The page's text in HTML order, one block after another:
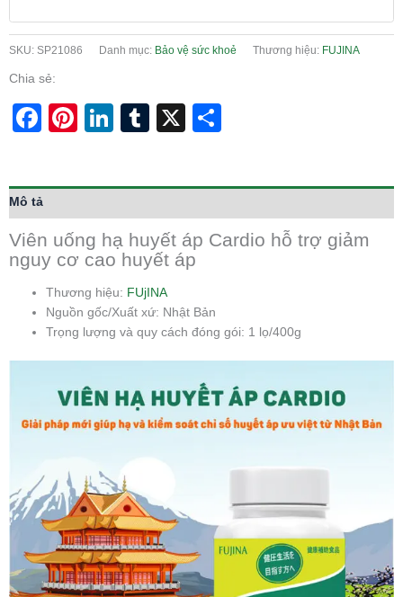
SKU: SP21086 Danh mục: Bảo vệ sức khoẻ Thương hiệu: FUJINA
Chia sẻ:
Facebook
Pinterest
LinkedIn
Tumblr
X
Mô tả
Viên uống hạ huyết áp Cardio hỗ trợ giảm
nguy cơ cao huyết áp
Thương hiệu: FUjINA
Nguồn gốc/Xuất xứ: Nhật Bản
Trọng lượng và quy cách đóng gói: 1 lọ/400g